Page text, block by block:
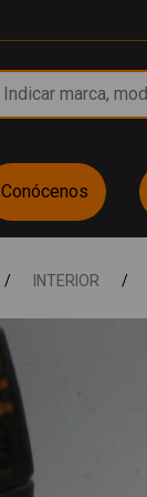
Conócenos
/ INTERIOR /